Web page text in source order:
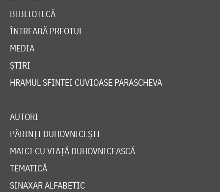
BIBLIOTECĂ
ÎNTREABĂ PREOTUL
MEDIA
ȘTIRI
HRAMUL SFINTEI CUVIOASE PARASCHEVA
AUTORI
PĂRINȚI DUHOVNICEȘTI
MAICI CU VIAȚĂ DUHOVNICEASCĂ
TEMATICĂ
SINAXAR ALFABETIC